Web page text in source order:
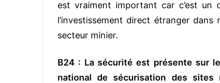
est vraiment important car c’est un
l’investissement direct étranger
secteur minier.
B24 : La sécurité est présente sur
national de sécurisation des sites